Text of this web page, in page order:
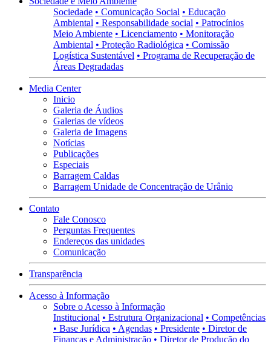
Sociedade • Comunicação Social • Educação
Ambiental • Responsabilidade social • Patrocínios
Meio Ambiente • Licenciamento • Monitoração
Ambiental • Proteção Radiológica • Comissão
Logística Sustentável • Programa de Recuperação de
Áreas Degradadas
Media Center
Inicio
Galeria de Áudios
Galerias de vídeos
Galeria de Imagens
Notícias
Publicações
Especiais
Barragem Caldas
Barragem Unidade de Concentração de Urânio
Contato
Fale Conosco
Perguntas Frequentes
Endereços das unidades
Comunicação
Transparência
Acesso à Informação
Sobre o Acesso à Informação
Institucional • Estrutura Organizacional • Competências
• Base Jurídica • Agendas • Presidente • Diretor de
Finanças e Administração • Diretor de Produção do